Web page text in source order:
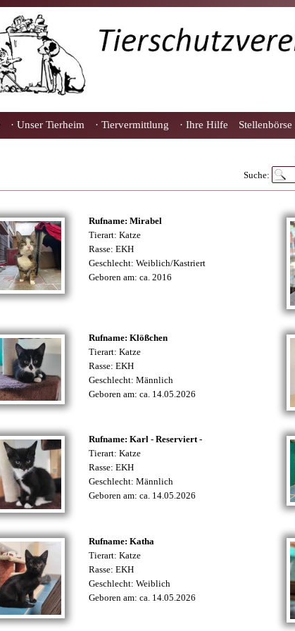
· Unser Tierheim · Tiervermittlung · Ihre Hilfe Stellenbörse
Suche:
Rufname: Mirabel
Tierart: Katze
Rasse: EKH
Geschlecht: Weiblich/Kastriert
Geboren am: ca. 2016
Rufname: Klößchen
Tierart: Katze
Rasse: EKH
Geschlecht: Männlich
Geboren am: ca. 14.05.2026
Rufname: Karl - Reserviert -
Tierart: Katze
Rasse: EKH
Geschlecht: Männlich
Geboren am: ca. 14.05.2026
Rufname: Katha
Tierart: Katze
Rasse: EKH
Geschlecht: Weiblich
Geboren am: ca. 14.05.2026